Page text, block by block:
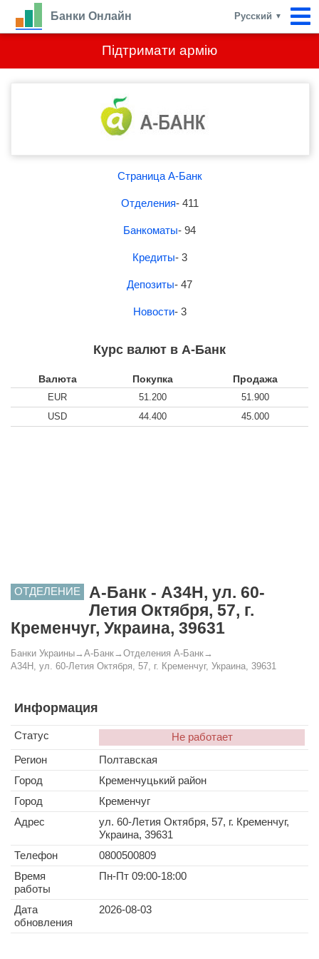
Підтримати армію
Банки Онлайн Русский ▼
Страница А-Банк
Отделения- 411
Банкоматы- 94
Кредиты- 3
Депозиты- 47
Новости- 3
Курс валют в А-Банк
Валюта Покупка Продажа
EUR 51.200
51.900
USD
44.400 45.000
ОТДЕЛЕНИЕ
А-Банк - A34H, ул. 60-
Летия Октября, 57, г.
Кременчуг, Украина, 39631
Банки Украины→ А-Банк→ Отделения А-Банк→
A34H, ул. 60-Летия Октября, 57, г. Кременчуг, Украина, 39631
Информация
Статус
Не работает
Регион
Полтавская
Город
Кременчуцький район
Город
Кременчуг
Адрес
ул. 60-Летия Октября, 57, г. Кременчуг,
Украина, 39631
Телефон
0800500809
Время
работы
Пн-Пт 09:00-18:00
Дата
обновления
2026-08-03